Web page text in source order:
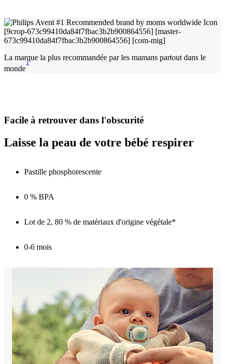
La marque la plus recommandée par les mamans partout dans le
monde
1
Facile à retrouver dans l'obscurité
Laisse la peau de votre bébé respirer
Pastille phosphorescente
0 % BPA
Lot de 2, 80 % de matériaux d'origine végétale*
0-6 mois